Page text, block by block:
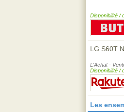
Disponibilité /
LG S60T
L'Achat -
Disponibilité /
Les